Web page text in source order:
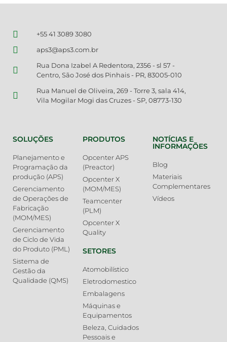
+55 41 3089 3080
aps3@aps3.com.br
Rua Dona Izabel A Redentora, 2356 - sl 57 -
Centro, São José dos Pinhais - PR, 83005-010
Rua Manuel de Oliveira, 269 - Torre 3, sala 414,
Vila Mogilar Mogi das Cruzes - SP, 08773-130
SOLUÇÕES
Planejamento e
Programação da
produção (APS)
Gerenciamento
de Operações de
Fabricação
(MOM/MES)
Gerenciamento
de Ciclo de Vida
do Produto (PML)
Sistema de
Gestão da
Qualidade (QMS)
PRODUTOS
Opcenter APS
(Preactor)
Opcenter X
(MOM/MES)
Teamcenter
(PLM)
Opcenter X
Quality
SETORES
Atomobilístico
Eletrodomestico
Embalagens
Máquinas e
Equipamentos
Beleza, Cuidados
Pessoais e
NOTÍCIAS E
INFORMAÇÕES
Blog
Materiais
Complementares
Vídeos